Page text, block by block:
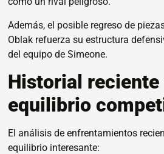
Además, el posible regreso de
Oblak refuerza su estructura
del equipo de Simeone.
Historial reciente
equilibrio
El análisis de enfrentamientos
equilibrio interesante: